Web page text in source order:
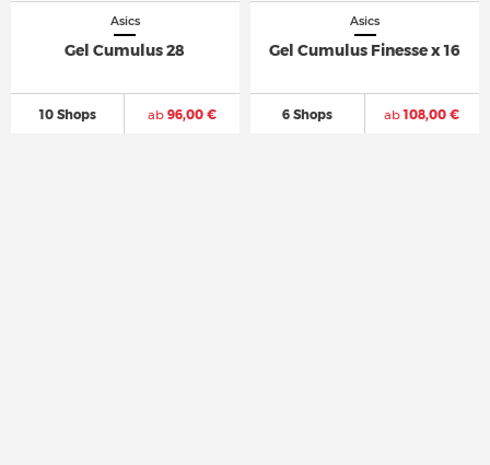
Asics
Gel Cumulus 28
10 Shops ab96,00 €
Asics
Gel Cumulus Finesse x 16
6 Shops ab108,00 €